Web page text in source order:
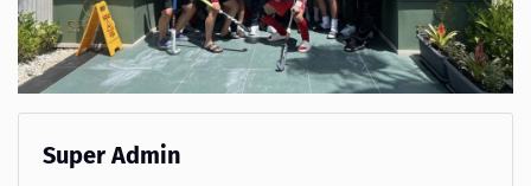
Super Admin